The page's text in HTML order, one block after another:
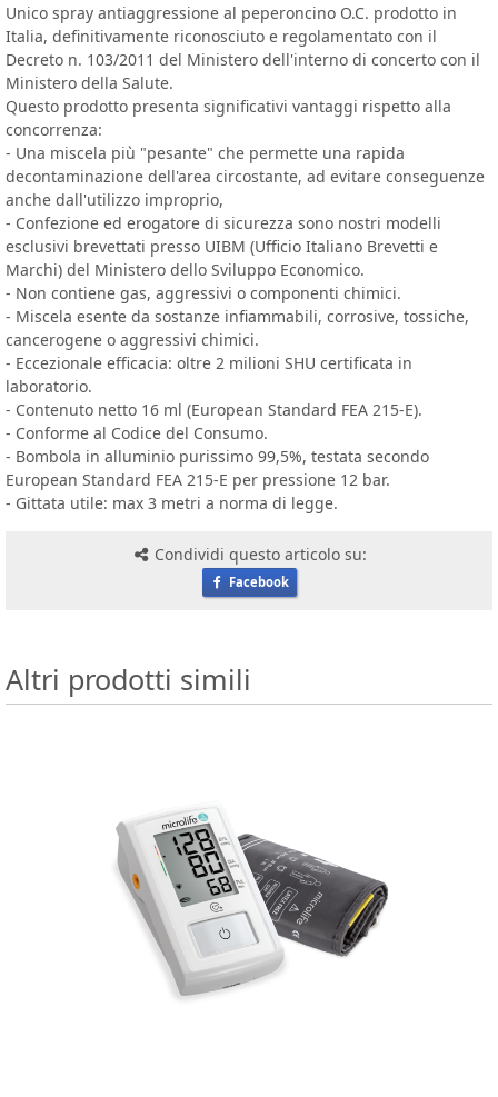
Unico spray antiaggressione al peperoncino O.C. prodotto in
Italia, definitivamente riconosciuto e regolamentato con il
Decreto n. 103/2011 del Ministero dell'interno di concerto con il
Ministero della Salute.
Questo prodotto presenta significativi vantaggi rispetto alla
concorrenza:
- Una miscela più "pesante" che permette una rapida
decontaminazione dell'area circostante, ad evitare conseguenze
anche dall'utilizzo improprio,
- Confezione ed erogatore di sicurezza sono nostri modelli
esclusivi brevettati presso UIBM (Ufficio Italiano Brevetti e
Marchi) del Ministero dello Sviluppo Economico.
- Non contiene gas, aggressivi o componenti chimici.
- Miscela esente da sostanze infiammabili, corrosive, tossiche,
cancerogene o aggressivi chimici.
- Eccezionale efficacia: oltre 2 milioni SHU certificata in
laboratorio.
- Contenuto netto 16 ml (European Standard FEA 215-E).
- Conforme al Codice del Consumo.
- Bombola in alluminio purissimo 99,5%, testata secondo
European Standard FEA 215-E per pressione 12 bar.
- Gittata utile: max 3 metri a norma di legge.
Condividi questo articolo su:
Facebook
Altri prodotti simili